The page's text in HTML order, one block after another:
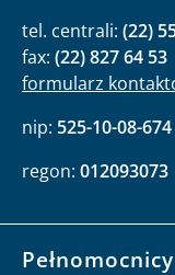
tel. centrali: (22)
fax: (22) 827 64 53
formularz
nip: 525-10-08-674
regon: 012093073